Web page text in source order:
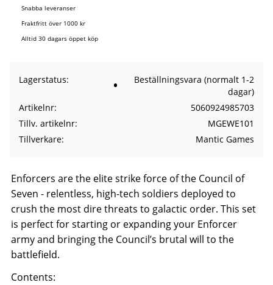
Snabba leveranser
Fraktfritt över 1000 kr
Alltid 30 dagars öppet köp
Lagerstatus
Beställningsvara (normalt 1-2
dagar)
Artikelnr
5060924985703
Tillv. artikelnr
MGEWE101
Tillverkare
Mantic Games
Enforcers are the elite strike force of the Council of
Seven - relentless, high-tech soldiers deployed to
crush the most dire threats to galactic order. This set
is perfect for starting or expanding your Enforcer
army and bringing the Council’s brutal will to the
battlefield.
Contents: